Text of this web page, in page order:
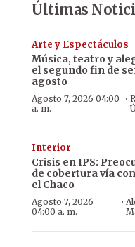
Últimas
Arte y Espectáculos
Música, teatro y
el segundo fin de
agosto
Agosto 7, 2026 04:00
a. m.
·
Interior
Crisis en IPS:
de cobertura vía
el Chaco
Agosto 7, 2026
04:00 a. m.
·